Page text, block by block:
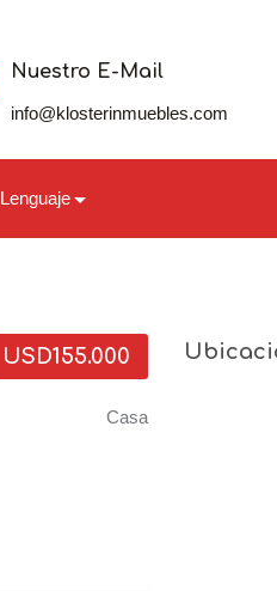
Nuestro E-Mail
info@klosterinmuebles.com
Lenguaje
USD155.000
Casa